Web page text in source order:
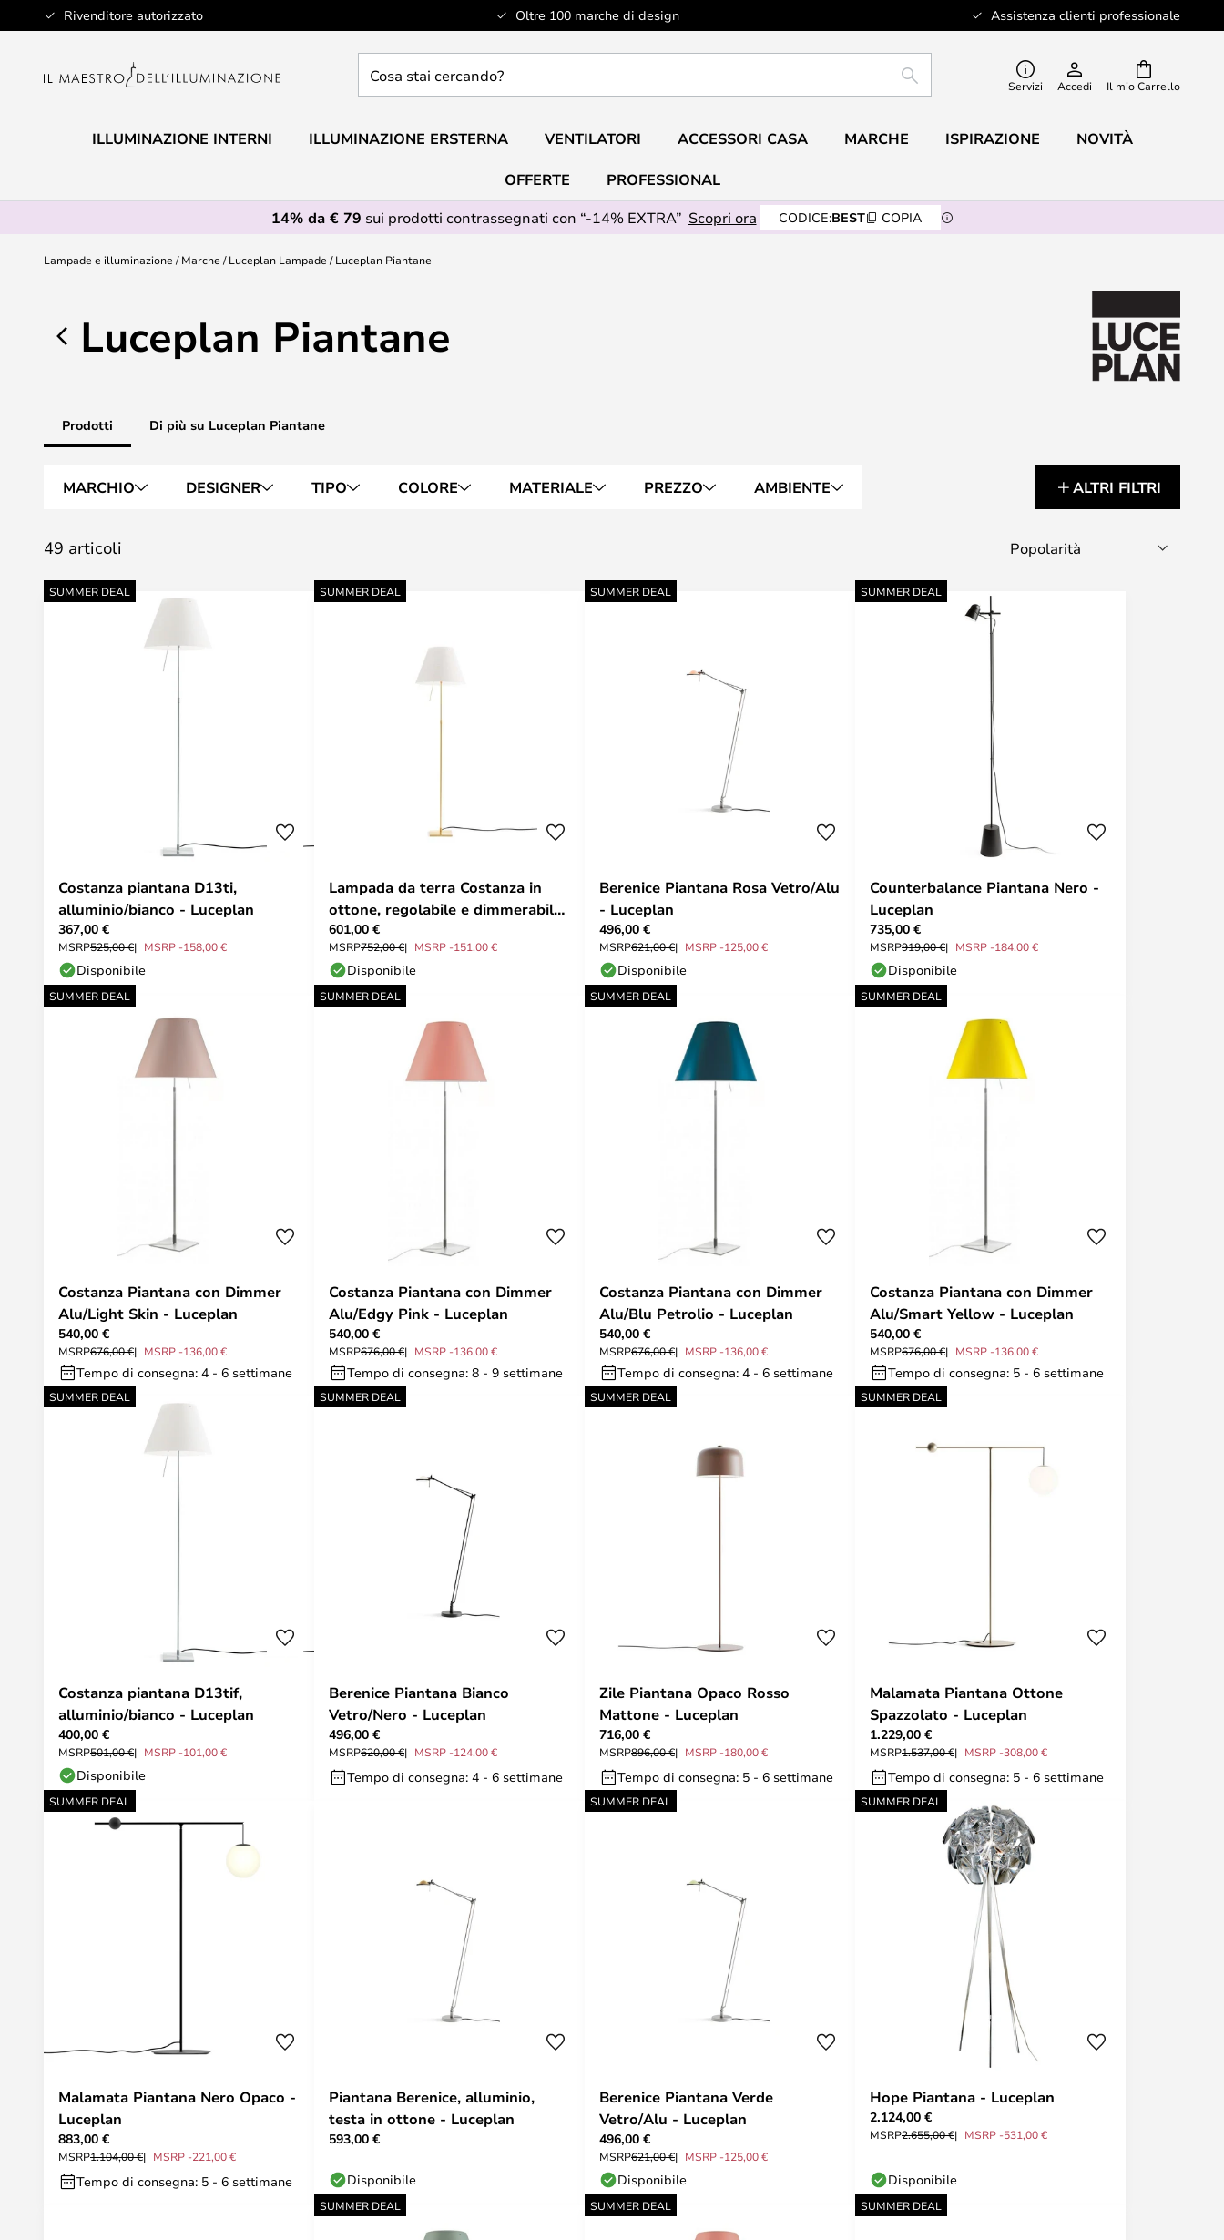
Rivenditore autorizzato Oltre 100 marche di design Assistenza clienti professionale
Salta
al
Il mio Carrello
stai
RICERCA Servizi Accedi
ILLUMINAZIONE INTERNI ILLUMINAZIONE ERSTERNA VENTILATORI ACCESSORI CASA MARCHE ISPIRAZIONE NOVITÀ
OFFERTE
PROFESSIONAL
14% da € 79 sui prodotti contrassegnati con “-14% EXTRA” Scopri ora CODICE:BEST COPIA
Lampade e illuminazione Marche Luceplan Lampade Luceplan Piantane
Luceplan Piantane
Prodotti Di più su Luceplan Piantane
MARCHIO DESIGNER TIPO COLORE MATERIALE PREZZO AMBIENTE ALTRI FILTRI
49 articoli
SUMMER DEAL
Costanza piantana D13ti,
alluminio/bianco - Luceplan
367,00 €
MSRP525,00 € MSRP -158,00 €
Disponibile
SUMMER DEAL
Lampada da terra Costanza in
ottone, regolabile e dimmerabile
- Luceplan
601,00 €
MSRP752,00 € MSRP -151,00 €
Disponibile
SUMMER DEAL
Berenice Piantana Rosa Vetro/Alu
- Luceplan
496,00 €
MSRP621,00 € MSRP -125,00 €
Disponibile
SUMMER DEAL
Counterbalance Piantana Nero -
Luceplan
735,00 €
MSRP919,00 € MSRP -184,00 €
Disponibile
SUMMER DEAL
Costanza Piantana con Dimmer
Alu/Light Skin - Luceplan
540,00 €
MSRP676,00 € MSRP -136,00 €
Tempo di consegna: 4 - 6 settimane
SUMMER DEAL
Costanza Piantana con Dimmer
Alu/Edgy Pink - Luceplan
540,00 €
MSRP676,00 € MSRP -136,00 €
Tempo di consegna: 8 - 9 settimane
SUMMER DEAL
Costanza Piantana con Dimmer
Alu/Blu Petrolio - Luceplan
540,00 €
MSRP676,00 € MSRP -136,00 €
Tempo di consegna: 4 - 6 settimane
SUMMER DEAL
Costanza Piantana con Dimmer
Alu/Smart Yellow - Luceplan
540,00 €
MSRP676,00 € MSRP -136,00 €
Tempo di consegna: 5 - 6 settimane
SUMMER DEAL
Costanza piantana D13tif,
alluminio/bianco - Luceplan
400,00 €
MSRP501,00 € MSRP -101,00 €
Disponibile
SUMMER DEAL
Berenice Piantana Bianco
Vetro/Nero - Luceplan
496,00 €
MSRP620,00 € MSRP -124,00 €
Tempo di consegna: 4 - 6 settimane
SUMMER DEAL
Zile Piantana Opaco Rosso
Mattone - Luceplan
716,00 €
MSRP896,00 € MSRP -180,00 €
Tempo di consegna: 5 - 6 settimane
SUMMER DEAL
Malamata Piantana Ottone
Spazzolato - Luceplan
1.229,00 €
MSRP1.537,00 € MSRP -308,00 €
Tempo di consegna: 5 - 6 settimane
SUMMER DEAL
Malamata Piantana Nero Opaco -
Luceplan
883,00 €
MSRP1.104,00 € MSRP -221,00 €
Tempo di consegna: 5 - 6 settimane
Piantana Berenice, alluminio,
testa in ottone - Luceplan
593,00 €
Disponibile
SUMMER DEAL
Berenice Piantana Verde
Vetro/Alu - Luceplan
496,00 €
MSRP621,00 € MSRP -125,00 €
Disponibile
SUMMER DEAL
Hope Piantana - Luceplan
2.124,00 €
MSRP2.655,00 € MSRP -531,00 €
Disponibile
SUMMER DEAL SUMMER DEAL SUMMER DEAL